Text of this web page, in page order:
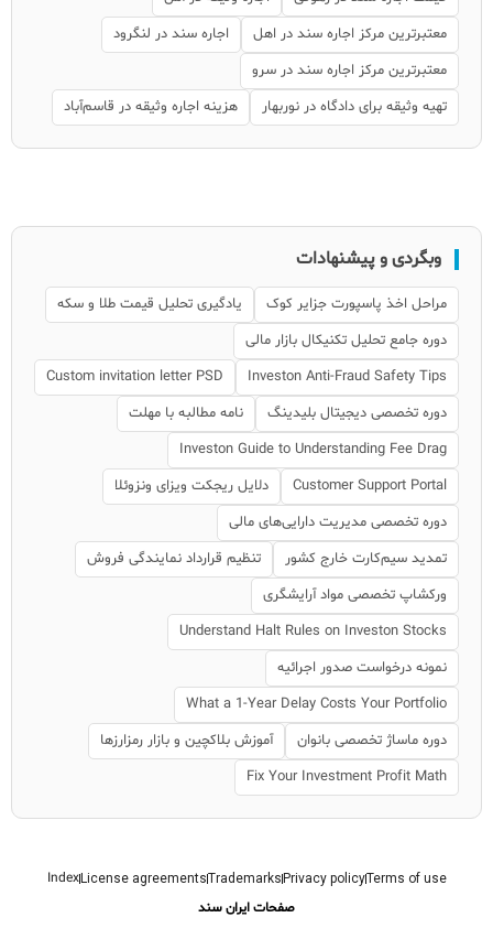
معتبرترین مرکز اجاره سند در اهل
اجاره سند در لنگرود
معتبرترین مرکز اجاره سند در سرو
تهیه وثیقه برای دادگاه در نوربهار
هزینه اجاره وثیقه در قاسم‌آباد
وبگردی و پیشنهادات
مراحل اخذ پاسپورت جزایر کوک
یادگیری تحلیل قیمت طلا و سکه
دوره جامع تحلیل تکنیکال بازار مالی
Investon Anti-Fraud Safety Tips
Custom invitation letter PSD
دوره تخصصی دیجیتال بلیدینگ
نامه مطالبه با مهلت
Investon Guide to Understanding Fee Drag
Customer Support Portal
دلایل ریجکت ویزای ونزوئلا
دوره تخصصی مدیریت دارایی‌های مالی
تمدید سیم‌کارت خارج کشور
تنظیم قرارداد نمایندگی فروش
ورکشاپ تخصصی مواد آرایشگری
Understand Halt Rules on Investon Stocks
نمونه درخواست صدور اجرائیه
What a 1-Year Delay Costs Your Portfolio
دوره ماساژ تخصصی بانوان
آموزش بلاکچین و بازار رمزارزها
Fix Your Investment Profit Math
Terms of use
Privacy policy
Trademarks
License agreements
Index
صفحات ایران سند